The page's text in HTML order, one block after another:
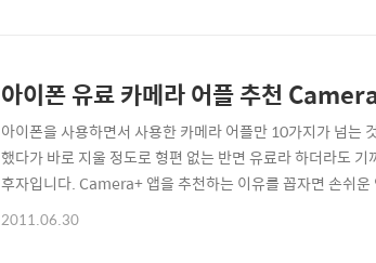
아이폰 유료 카메라 어플 추천
아이폰을 사용하면서 사용한 카메라 어플만 10가지가 넘는
했다가 바로 지울 정도로 형편 없는 반면 유료라 하더라도
후자입니다. Camera+ 앱을 추천하는 이유를 꼽자면 손쉬
이 들어가 있다는 점입니다. Camera+ 앱에 대한 설명이
2011.06.30